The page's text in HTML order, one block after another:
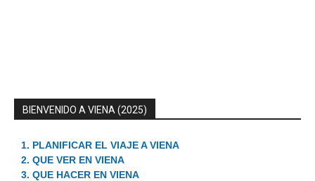
BIENVENIDO A VIENA (2025)
1. PLANIFICAR EL VIAJE A VIENA
2. QUE VER EN VIENA
3. QUE HACER EN VIENA